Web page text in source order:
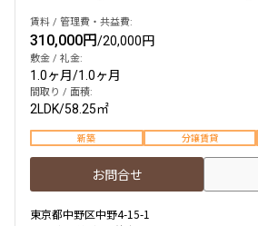
賃料 / 管理費・共益費:
310,000円/20,000円
敷金 / 礼金:
1.0ヶ月/1.0ヶ月
間取り / 面積:
2LDK/58.25㎡
新築 分譲賃貸
お問合せ
東京都中野区中野4-15-1